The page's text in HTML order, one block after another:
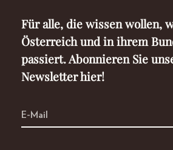
Für alle, die wissen wollen,
Österreich und in ihrem
passiert. Abonnieren Sie
Newsletter hier!